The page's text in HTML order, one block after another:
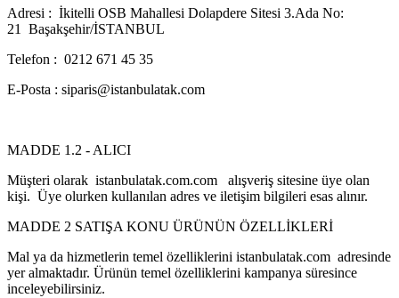
Adresi : İkitelli OSB Mahallesi Dolapdere Sitesi 3.Ada No:
21 Başakşehir/İSTANBUL
Telefon : 0212 671 45 35
E-Posta : siparis@istanbulatak.com
MADDE 1.2 - ALICI
Müşteri olarak istanbulatak.com.com alışveriş sitesine üye olan
kişi. Üye olurken kullanılan adres ve iletişim bilgileri esas alınır.
MADDE 2 SATIŞA KONU ÜRÜNÜN ÖZELLİKLERİ
Mal ya da hizmetlerin temel özelliklerini istanbulatak.com adresinde
yer almaktadır. Ürünün temel özelliklerini kampanya süresince
inceleyebilirsiniz.